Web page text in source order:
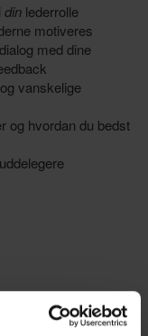
din lederrolle
motiveres
med dine
vanskelige
og hvordan du bedst